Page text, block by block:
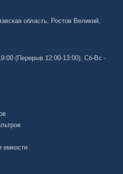
область, Ростов Великий,
(Перерыв 12:00-13:00), Сб-Вс -
емкости